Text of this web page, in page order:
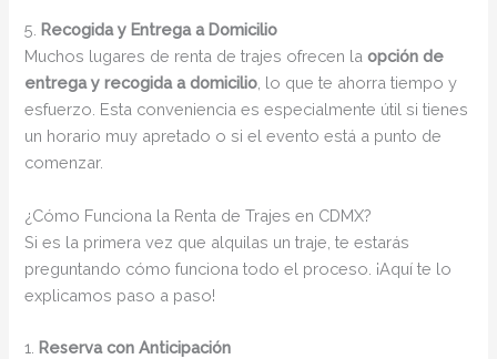
5. Recogida y Entrega a Domicilio
Muchos lugares de renta de trajes ofrecen laopción de
entrega y recogida a domicilio , lo que te ahorra tiempo y
esfuerzo. Esta conveniencia es especialmente útil si tienes
un horario muy apretado o si el evento está a punto de
comenzar.
¿Cómo Funciona la Renta de Trajes en CDMX?
Si es la primera vez que alquilas un traje, te estarás
preguntando cómo funciona todo el proceso. ¡Aquí te lo
explicamos paso a paso!
1. Reserva con Anticipación